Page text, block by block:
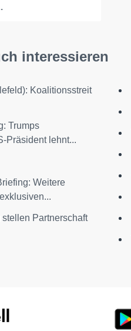
interessieren
Koalitionsstreit
Trumps
Präsident lehnt...
Weitere
Partnerschaft